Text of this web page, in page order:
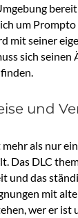
um
mit seiner
sich seinen
und
als nur
Das DLC
und das
mit
wer er ist